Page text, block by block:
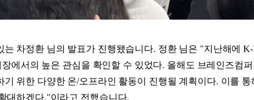
차정환 님의 발표가 진행됐습니다. 정환 님은 "지난해에 K-
에서의 높은 관심을 확인할 수 있었다. 올해도 브레인즈컴퍼
위한 다양한 온/오프라인 활동이 진행될 계획이다. 이를 통
대하겠다."이라고 전했습니다.